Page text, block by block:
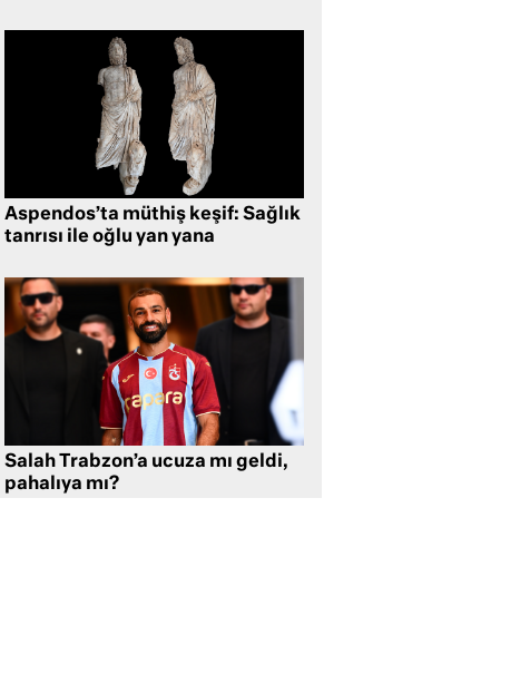
Aspendos’ta müthiş keşif: Sağlık
tanrısı ile oğlu yan yana
Salah Trabzon’a ucuza mı geldi,
pahalıya mı?